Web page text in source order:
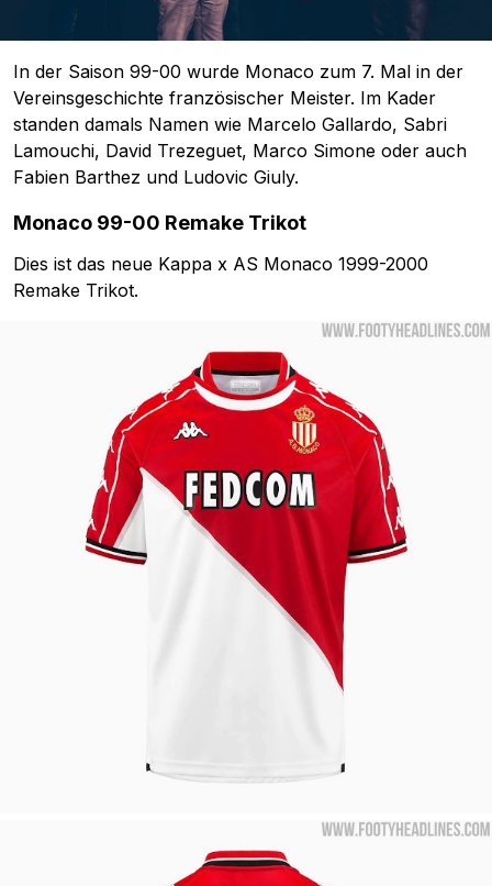
In der Saison 99-00 wurde Monaco zum 7. Mal in der
Vereinsgeschichte französischer Meister. Im Kader
standen damals Namen wie Marcelo Gallardo, Sabri
Lamouchi, David Trezeguet, Marco Simone oder auch
Fabien Barthez und Ludovic Giuly.
Monaco 99-00 Remake Trikot
Dies ist das neue Kappa x AS Monaco 1999-2000
Remake Trikot.